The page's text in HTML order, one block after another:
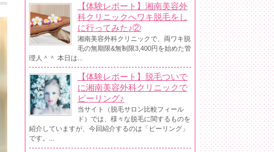
【体験レポート】湘南美容外
科クリニックへワキ脱毛をし
に行ってみた♪②
湘南美容外科クリニックで、両ワキ脱
毛の無期限&無制限3,400円を始めた管
理人＾＾ 本日は...
【体験レポート】脱毛ついで
に湘南美容外科クリニックで
ピーリング♪
当サイト（脱毛サロン比較フィール
ド）では、様々な脱毛に関するものを
紹介していますが、今回紹介するのは「ピーリング」
です。...